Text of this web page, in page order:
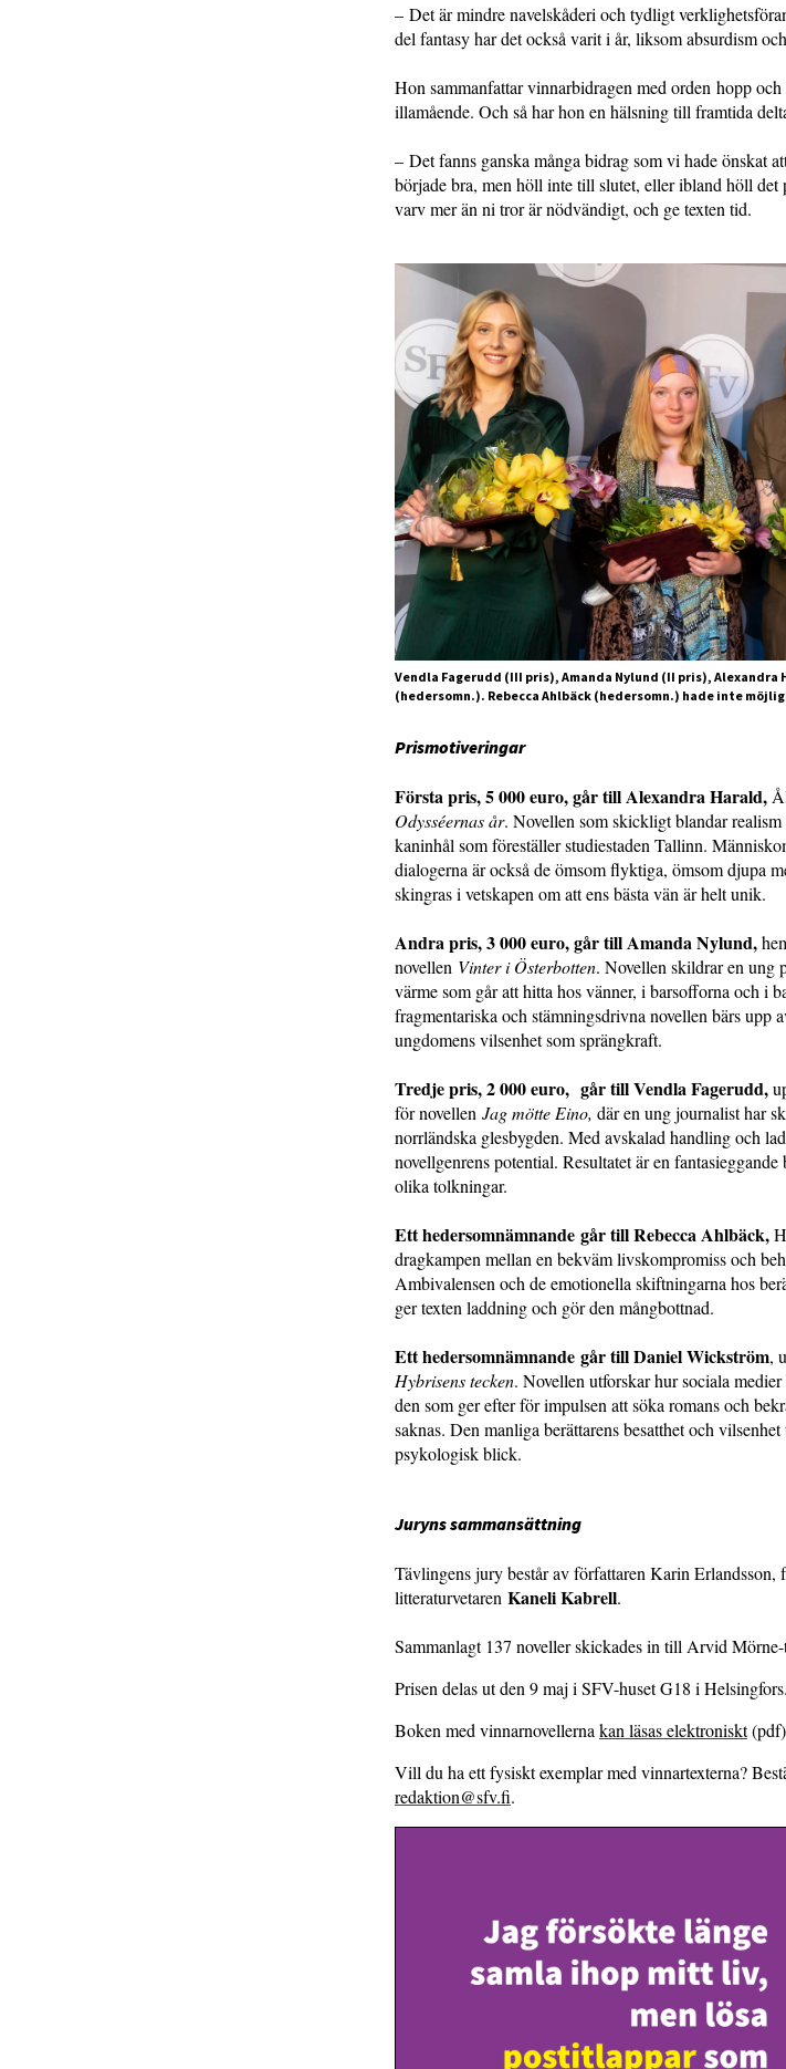
– Det är mindre navelskåderi och tydligt
del fantasy har det också varit i år, liksom absurdism
Hon sammanfattar vinnarbidragen med orden hopp
illamående. Och så har hon en hälsning till framtida
– Det fanns ganska många bidrag som vi hade önskat
började bra, men höll inte till slutet, eller ibland höll
varv mer än ni tror är nödvändigt, och ge texten tid.
Vendla Fagerudd (III pris), Amanda Nylund (II pris), Alexandra
(hedersomn.). Rebecca Ahlbäck (hedersomn.) hade inte
Prismotiveringar
Första pris, 5 000 euro, går till Alexandra Harald,
Odysséernas år. Novellen som skickligt blandar
kaninhål som föreställer studiestaden Tallinn.
dialogerna är också de ömsom flyktiga, ömsom djupa
skingras i vetskapen om att ens bästa vän är helt unik.
Andra pris, 3 000 euro, går till Amanda Nylund,
novellen Vinter i Österbotten. Novellen skildrar en ung
värme som går att hitta hos vänner, i barsofforna och i
fragmentariska och stämningsdrivna novellen bärs upp
ungdomens vilsenhet som sprängkraft.
Tredje pris, 2 000 euro, går till Vendla Fagerudd,
för novellen Jag mötte Eino, där en ung journalist har
norrländska glesbygden. Med avskalad handling och
novellgenrens potential. Resultatet är en
olika tolkningar.
Ett hedersomnämnande går till Rebecca Ahlbäck,
dragkampen mellan en bekväm livskompromiss och
Ambivalensen och de emotionella skiftningarna hos
ger texten laddning och gör den mångbottnad.
Ett hedersomnämnande går till Daniel Wickström,
Hybrisens tecken. Novellen utforskar hur sociala
den som ger efter för impulsen att söka romans och
saknas. Den manliga berättarens besatthet och
psykologisk blick.
Juryns sammansättning
Tävlingens jury består av författaren Karin Erlandsson,
litteraturvetaren Kaneli Kabrell.
Sammanlagt 137 noveller skickades in till Arvid
Prisen delas ut den 9 maj i SFV-huset G18 i Helsingfors.
Boken med vinnarnovellerna kan läsas elektroniskt
Vill du ha ett fysiskt exemplar med vinnartexterna?
redaktion@sfv.fi.